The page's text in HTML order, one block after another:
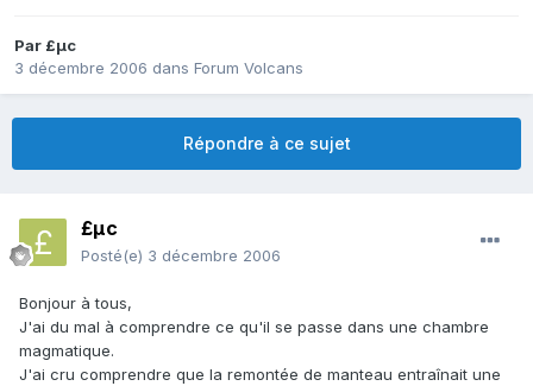
Par £µc
3 décembre 2006 dans Forum Volcans
Répondre à ce sujet
£µc
Posté(e) 3 décembre 2006
Bonjour à tous,
J'ai du mal à comprendre ce qu'il se passe dans une chambre
magmatique.
J'ai cru comprendre que la remontée de manteau entraînait une